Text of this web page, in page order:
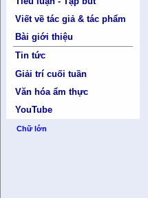
Viết về tác giả & tác phẩm
Bài giới thiệu
Tin tức
Giải trí cuối tuần
Văn hóa ẩm thực
YouTube
Chữ lớn